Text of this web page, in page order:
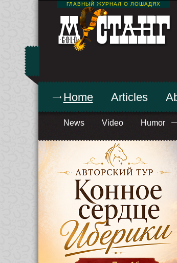
ГЛАВНЫЙ ЖУРНАЛ О ЛОШАДЯХ
Home
News Video Humor
Articles